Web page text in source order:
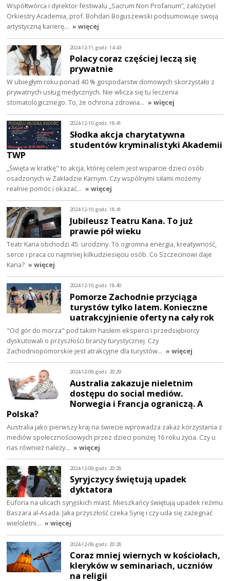
Współtwórca i dyrektor festiwalu „Sacrum Non Profanum”, założyciel
Orkiestry Academia, prof. Bohdan Boguszewski podsumowuje swoją
artystyczną karierę… » więcej
2024-12-11, godz. 14:43
Polacy coraz częściej leczą się
prywatnie
W ubiegłym roku ponad 40 % gospodarstw domowych skorzystało z
prywatnych usług medycznych. Nie wlicza się tu leczenia
stomatologicznego. To, że ochrona zdrowia… » więcej
2024-12-10, godz. 18:41
Słodka akcja charytatywna
studentów kryminalistyki Akademii
TWP
„Święta w kratkę" to akcja, której celem jest wsparcie dzieci osób
osadzonych w Zakładzie Karnym. Czy wspólnymi siłami możemy
realnie pomóc i okazać… » więcej
2024-12-10, godz. 18:41
Jubileusz Teatru Kana. To już
prawie pół wieku
Teatr Kana obchodzi 45. urodziny. To ogromna energia, kreatywność,
serce i praca co najmniej kilkudziesięciu osób. Co Szczecinowi daje
Kana? » więcej
2024-12-10, godz. 18:40
Pomorze Zachodnie przyciąga
turystów tylko latem. Konieczne
uatrakcyjnienie oferty na cały rok
"Od gór do morza" pod takim hasłem eksperci i przedsiębiorcy
dyskutowali o przyszłości branży turystycznej. Czy
Zachodniopomorskie jest atrakcyjne dla turystów… » więcej
2024-12-09, godz. 20:29
Australia zakazuje nieletnim
dostępu do social mediów.
Norwegia i Francja ograniczą. A
Polska?
Australia jako pierwszy kraj na świecie wprowadza zakaz korzystania z
mediów społecznościowych przez dzieci poniżej 16 roku życia. Czy u
nas również należy… » więcej
2024-12-09, godz. 20:28
Syryjczycy świętują upadek
dyktatora
Euforia na ulicach syryjskich miast. Mieszkańcy świętują upadek reżimu
Baszara al-Asada. Jaka przyszłość czeka Syrię i czy uda się zażegnać
wieloletni… » więcej
2024-12-09, godz. 20:28
Coraz mniej wiernych w kościołach,
kleryków w seminariach, uczniów
na religii